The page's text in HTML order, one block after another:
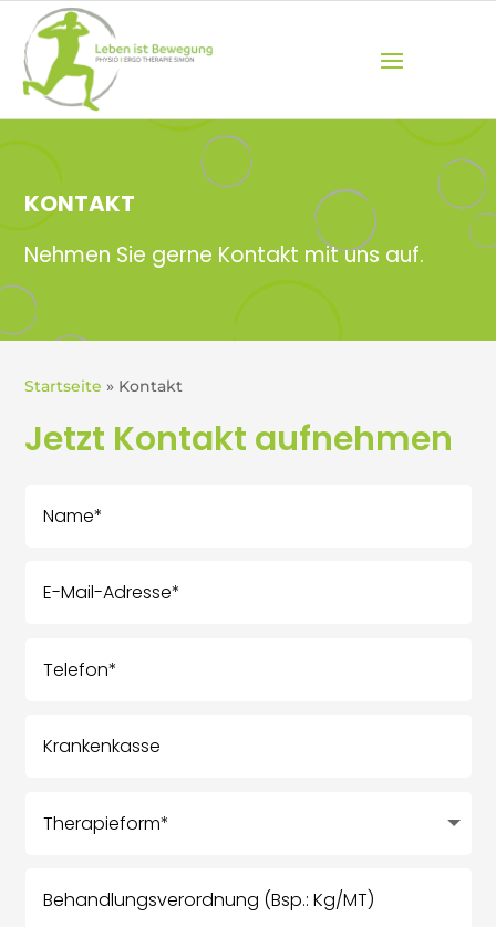
KONTAKT
Nehmen Sie gerne Kontakt mit uns auf.
Startseite » Kontakt
Jetzt Kontakt aufnehmen
Kontaktformular